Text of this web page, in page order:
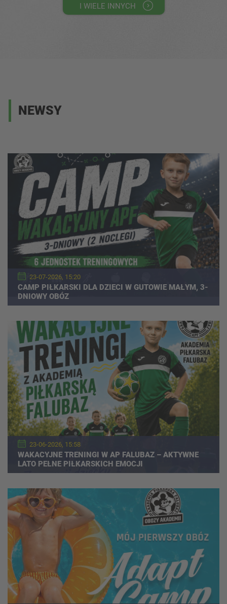
I WIELE INNYCH
NEWSY
23-07-2026, 15:20
CAMP PIŁKARSKI DLA DZIECI W GUTOWIE MAŁYM, 3-
DNIOWY OBÓZ
23-06-2026, 15:58
WAKACYJNE TRENINGI W AP FALUBAZ – AKTYWNE
LATO PEŁNE PIŁKARSKICH EMOCJI